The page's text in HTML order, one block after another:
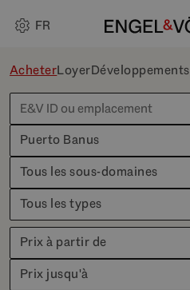
FR
AcheterLoyerDéveloppements
Puerto Banus
Tous les sous-domaines
Tous les types
Prix à partir de
Prix jusqu'à